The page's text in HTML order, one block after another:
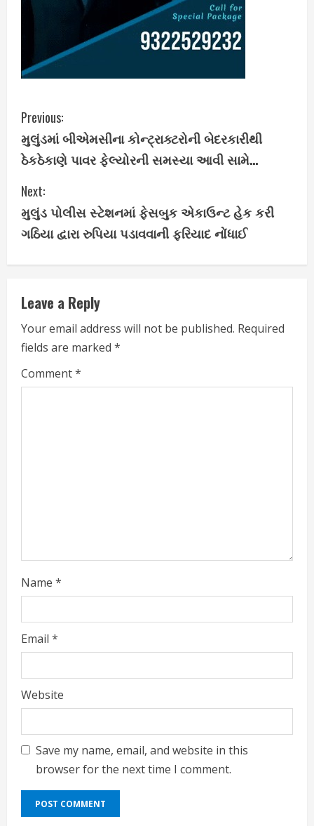
C
o
n
t
i
n
u
e
R
e
Previous:
મુલુંડમાં બીએમસીના કોન્ટ્રાક્ટરોની બેદરકારીથી
ઠેકઠેકાણે પાવર ફેલ્યોરની સમસ્યા આવી સામે…
Next:
મુલુંડ પોલીસ સ્ટેશનમાં ફેસબુક એકાઉન્ટ હેક કરી
ગઠિયા દ્વારા રુપિયા પડાવવાની ફરિયાદ નોંધાઈ
Leave a Reply
Your email address will not be published. Required
fields are marked *
Comment*
Name *
Email *
Website
Save my name, email, and website in this
browser for the next time I comment.